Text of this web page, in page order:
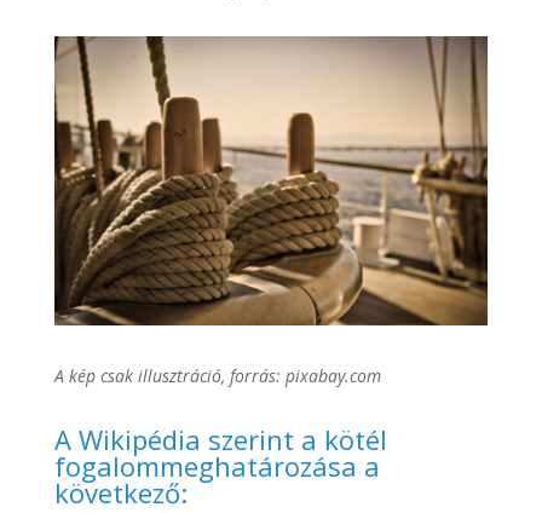
A kép csak illusztráció, forrás: pixabay.com
A Wikipédia szerint a kötél
fogalommeghatározása a
következő: